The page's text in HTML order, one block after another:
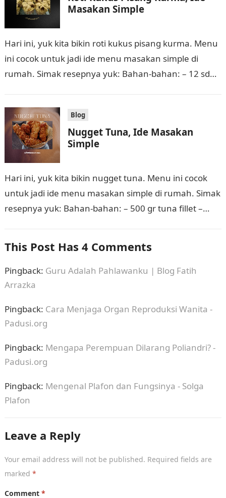
Masakan Simple
Hari ini, yuk kita bikin roti kukus pisang kurma. Menu
ini cocok untuk jadi ide menu masakan simple di
rumah. Simak resepnya yuk: Bahan-bahan: – 12 sdm
Blog
Nugget Tuna, Ide Masakan
Simple
Hari ini, yuk kita bikin nugget tuna. Menu ini cocok
untuk jadi ide menu masakan simple di rumah. Simak
resepnya yuk: Bahan-bahan: – 500 gr tuna fillet –…
This Post Has 4 Comments
Pingback: Guru Adalah Pahlawanku | Blog Fatih
Arrazka
Pingback: Cara Menjaga Organ Reproduksi Wanita -
Padusi.org
Pingback: Mengapa Perempuan Dilarang Poliandri? -
Padusi.org
Pingback: Mengenal Plafon dan Fungsinya - Solga
Plafon
Leave a Reply
Your email address will not be published. Required fields are
marked *
Comment *